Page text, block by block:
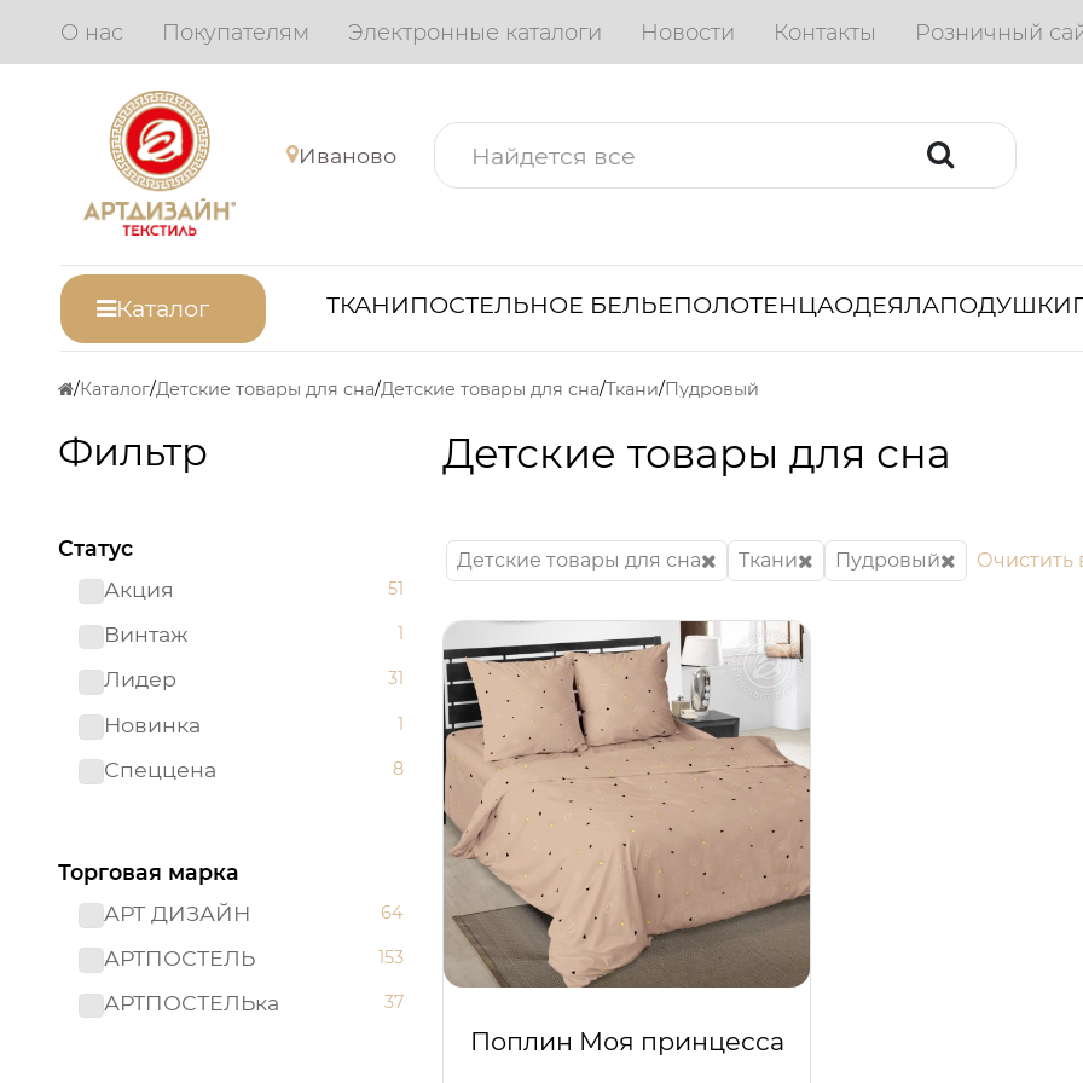
О нас Покупателям Электронные каталоги Новости Контакты Розничный
Иваново
Каталог ТКАНИПОСТЕЛЬНОЕ БЕЛЬЕПОЛОТЕНЦАОДЕЯЛАПОДУШКИ
Каталог Детские товары для сна Детские товары для сна Ткани Пудровый
Фильтр
Статус
Акция
51
Винтаж 1
Лидер 31
Новинка 1
Спеццена 8
Торговая марка
АРТ ДИЗАЙН
64
АРТПОСТЕЛЬ 153
АРТПОСТЕЛЬка 37
Детские товары для сна
Детские товары для сна Ткани Пудровый Очистить
Поплин Моя принцесса